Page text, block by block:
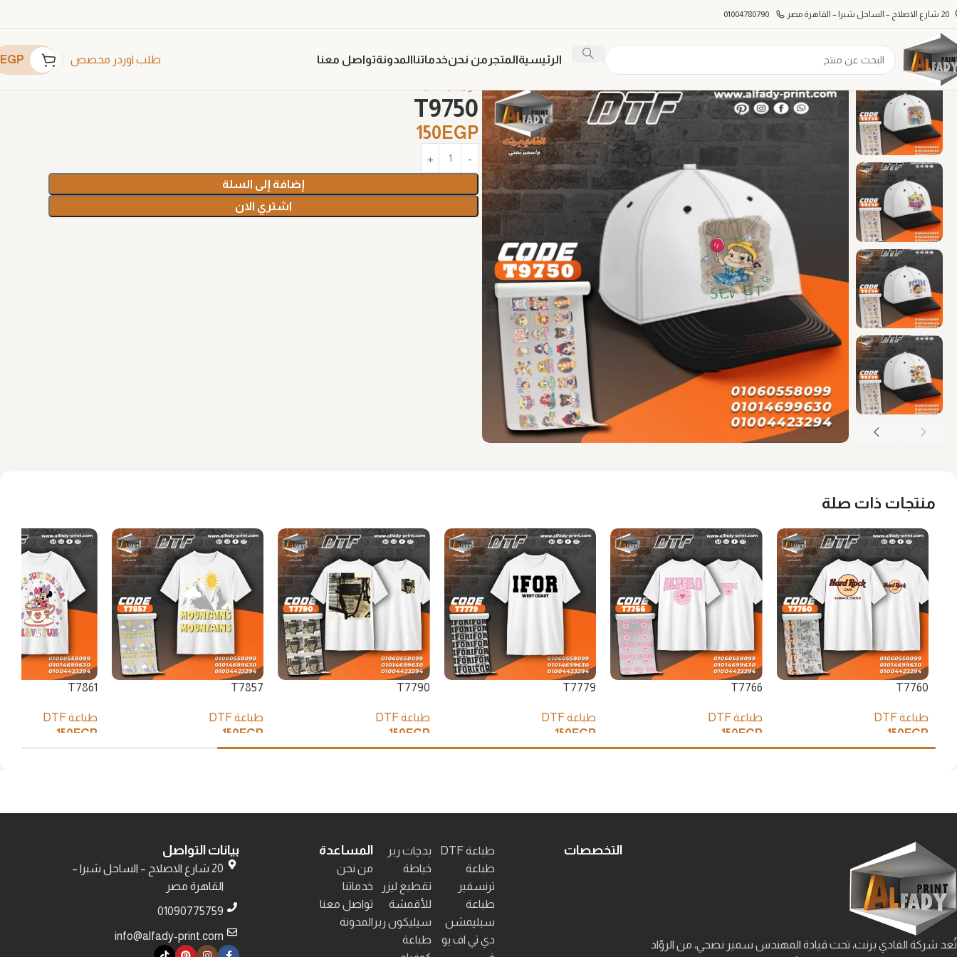
20 شارع الاصلاح – الساحل شبرا – القاهرة مصر 01004780790
الرئيسيةالمتجر من نحنخدماتناالمدونةتواصل معنا طلب اوردر مخصص EGP
T9750
150 EGP
إضافة إلى السلة
اشتري الان
منتجات ذات صلة
T7760
طباعة DTF
150EGP
T7766
طباعة DTF
150EGP
T7779
طباعة DTF
150EGP
T7790
طباعة DTF
150EGP
T7857
طباعة DTF
150EGP
T7861
طباعة DTF
150EGP
تُعد شركة الفادي برنت، تحت قيادة المهندس سمير نصحي، من الروّاد
التخصصات
طباعة DTF
طباعة
ترنسفير
طباعة
سبليمشن
دي تي اف يو
بدچات ربر
خياطة
تقطيع ليزر
للأقمشة
سيليكون ربر
طباعة
المساعدة
من نحن
خدماتنا
تواصل معنا
المدونة
بيانات التواصل
20 شارع الاصلاح – الساحل شبرا –
القاهرة مصر
01090775759
info@alfady-print.com